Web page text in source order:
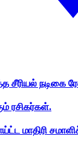
சீரியல் நடிகை
ரசிகர்கள்.
மாதிரி